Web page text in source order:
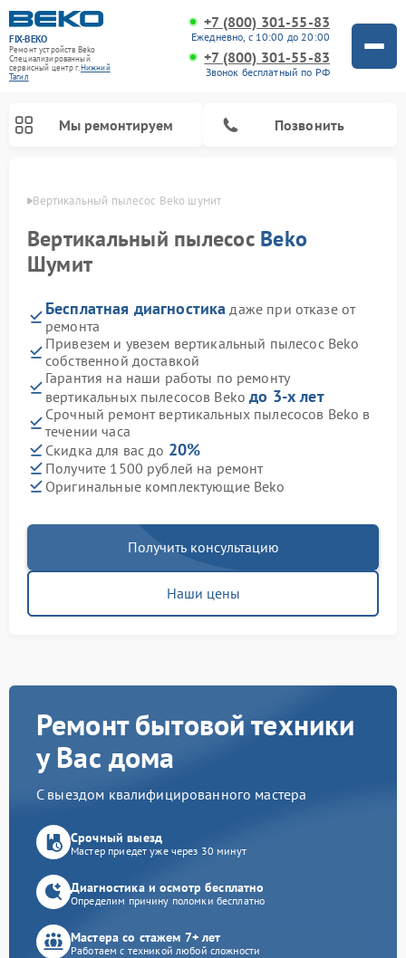
FIX-BEKO
Ремонт устройств Beko
Специализированный
cервисный центр г.Нижний
Тагил
+7 (800) 301-55-83
Ежедневно, с 10:00 до 20:00
+7 (800) 301-55-83
Звонок бесплатный по РФ
Мы ремонтируем Позвонить
Вертикальный пылесос Beko шумит
Вертикальный пылесос Beko
Шумит
Бесплатная диагностика даже при отказе от
ремонта
Привезем и увезем вертикальный пылесос Beko
собственной доставкой
Гарантия на наши работы по ремонту
вертикальных пылесосов Bekoдо 3-х лет
Срочный ремонт вертикальных пылесосов Beko в
течении часа
Скидка для вас до 20%
Получите 1500 рублей на ремонт
Оригинальные комплектующие Beko
Получить консультацию
Наши цены
Ремонт бытовой техники
у Вас дома
С выездом квалифицированного мастера
Срочный выезд
Мастер приедет уже через 30 минут
Диагностика и осмотр бесплатно
Определим причину поломки бесплатно
Мастера со стажем 7+ лет
Работаем с техникой любой сложности